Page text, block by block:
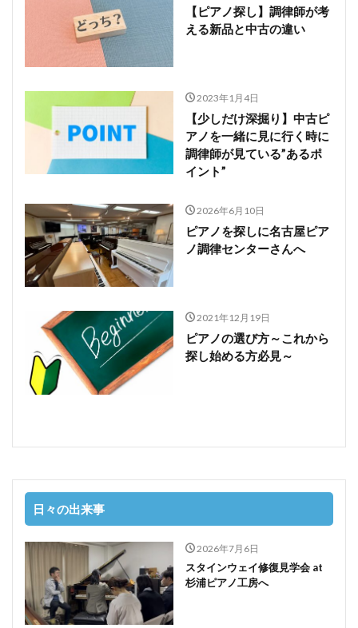
【ピアノ探し】調律師が考
える新品と中古の違い
2023年1月4日
【少しだけ深掘り】中古ピ
アノを一緒に見に行く時に
調律師が見ている”あるポ
イント”
2026年6月10日
ピアノを探しに名古屋ピア
ノ調律センターさんへ
2021年12月19日
ピアノの選び方～これから
探し始める方必見～
日々の出来事
2026年7月6日
スタインウェイ修復見学会 at
杉浦ピアノ工房へ